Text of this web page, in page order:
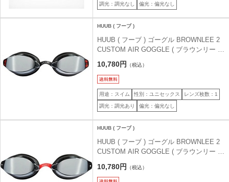
調光：調光なし 偏光：偏光なし
HUUB ( フーブ )
HUUB ( フーブ ) ゴーグル BROWNLEE 2
CUSTOM AIR GOGGLE ( ブラウンリー 2
カスタム エアー ゴーグル ) ブラック/ブラ
ック/ダークスモークミラー フリーサイズ
10,780円 （税込）
用途：スイム 性別：ユニセックス レンズ枚数：1
調光：調光あり 偏光：偏光なし
HUUB ( フーブ )
HUUB ( フーブ ) ゴーグル BROWNLEE 2
CUSTOM AIR GOGGLE ( ブラウンリー 2
ド/ライトスモークミラー フリーサイズ
10,780円 （税込）